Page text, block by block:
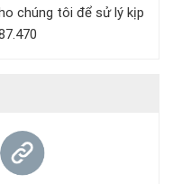
chúng tôi để sử lý kịp